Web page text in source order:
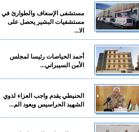
مستشفى الإسعاف والطوارئ في
مستشفيات البشير يحصل على
الا...
أحمد الحياصات رئيسا لمجلس
الأمن السيبراني...
الحنيطي يقدم واجب العزاء لذوي
الشهيد الحراسيس ويعود الم...